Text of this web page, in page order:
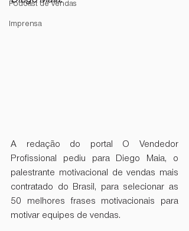
Podcast de Vendas
Imprensa
A redação do portal O Vendedor
palestrante motivacional de vendas mais
contratado do Brasil, para selecionar as
50 melhores frases motivacionais para
motivar equipes de vendas.